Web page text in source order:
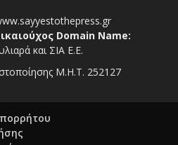
Domain Name:
και ΣΙΑ Ε.Ε.
Μ.Η.Τ. 252127